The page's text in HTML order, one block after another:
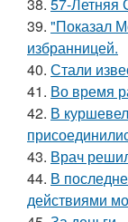
39. "Показал
избранницей.
40. Стали
41. Во время
42. В
43. Врач
44. В
действиями